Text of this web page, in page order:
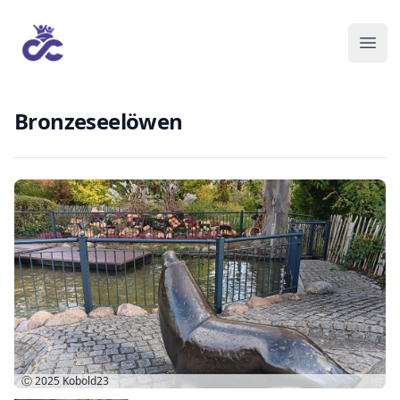
Bronzeseelöwen
Ⓒ 2025Kobold23